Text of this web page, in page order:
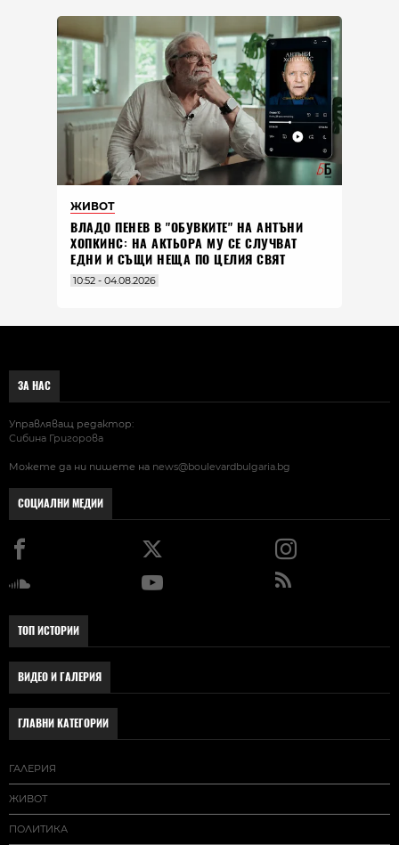
ЖИВОТ
ВЛАДO ПЕНЕВ В "ОБУВКИТЕ" НА АНТЪНИ
ХОПКИНС: НА АКТЬОРА МУ СЕ СЛУЧВАТ
ЕДНИ И СЪЩИ НЕЩА ПО ЦЕЛИЯ СВЯТ
10:52 - 04.08.2026
ЗА НАС
Управляващ редактор:
Сибина Григорова
Можете да ни пишете на news@boulevardbulgaria.bg
СОЦИАЛНИ МЕДИИ
ТОП ИСТОРИИ
ВИДЕО И ГАЛЕРИЯ
ГЛАВНИ КАТЕГОРИИ
ГАЛЕРИЯ
ЖИВОТ
ПОЛИТИКА